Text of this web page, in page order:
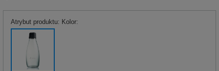
Atrybut produktu: Kolor